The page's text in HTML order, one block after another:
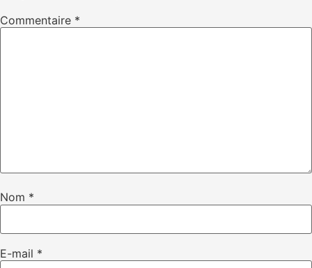
Commentaire *
Nom *
E-mail *